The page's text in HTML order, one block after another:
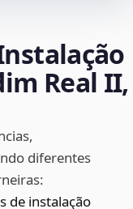
Real II,
diferentes
de instalação